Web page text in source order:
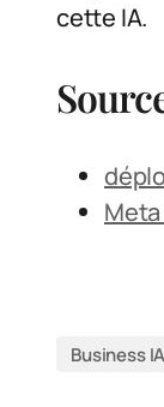
cette IA.
Business IA